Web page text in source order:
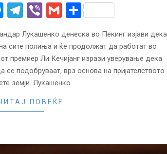
Messenger
Telegram
ViberGmailShare
Лукашенко денеска во Пекинг изјави дека
сите полиња и ќе продолжат да работат во
премиер Ли Кечијанг изрази уверување дека
подобруваат, врз основа на пријателството
земји. Лукашенко
ПОВЕЌЕ